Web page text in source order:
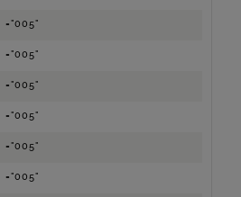
="005"
="005"
="005"
="005"
="005"
="005"